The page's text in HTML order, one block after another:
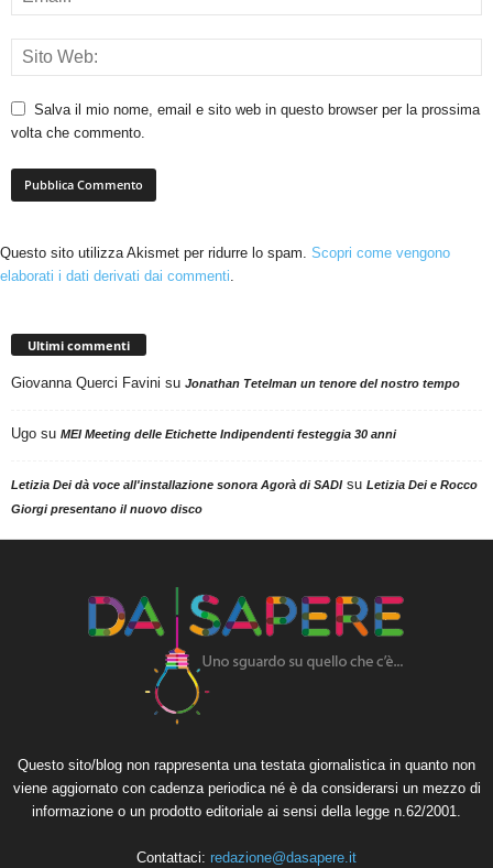
Salva il mio nome, email e sito web in questo browser per la prossima
volta che commento.
Questo sito utilizza Akismet per ridurre lo spam. Scopri come vengono
elaborati i dati derivati dai commenti.
Ultimi commenti
Giovanna Querci Favini su Jonathan Tetelman un tenore del nostro tempo
Ugo su MEI Meeting delle Etichette Indipendenti festeggia 30 anni
Letizia Dei dà voce all'installazione sonora Agorà di SADIsu Letizia Dei e Rocco
Giorgi presentano il nuovo disco
Questo sito/blog non rappresenta una testata giornalistica in quanto non
viene aggiornato con cadenza periodica né è da considerarsi un mezzo di
informazione o un prodotto editoriale ai sensi della legge n.62/2001.
Contattaci: redazione@dasapere.it